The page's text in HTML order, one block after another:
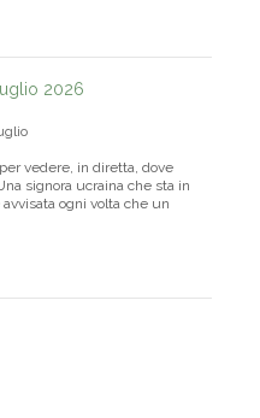
2026
vedere, in diretta, dove
signora ucraina che sta in
ogni volta che un